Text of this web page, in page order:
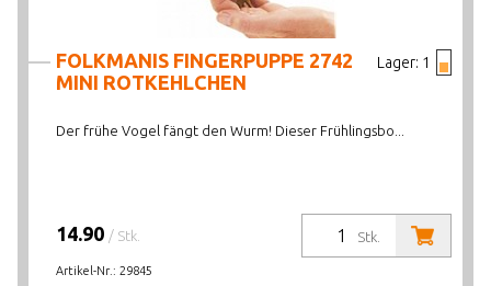
Lager: 1
FOLKMANIS FINGERPUPPE 2742
MINI ROTKEHLCHEN
Der frühe Vogel fängt den Wurm! Dieser Frühlingsbo...
Stk.
14.90 / Stk.
Artikel-Nr.: 29845